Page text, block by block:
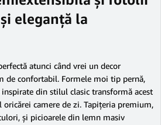
eleganță la
atunci când vrei un decor
de confortabil. Formele moi tip pernă,
din stilul clasic transformă acest
camere de zi. Tapițeria premium,
și picioarele din lemn masiv